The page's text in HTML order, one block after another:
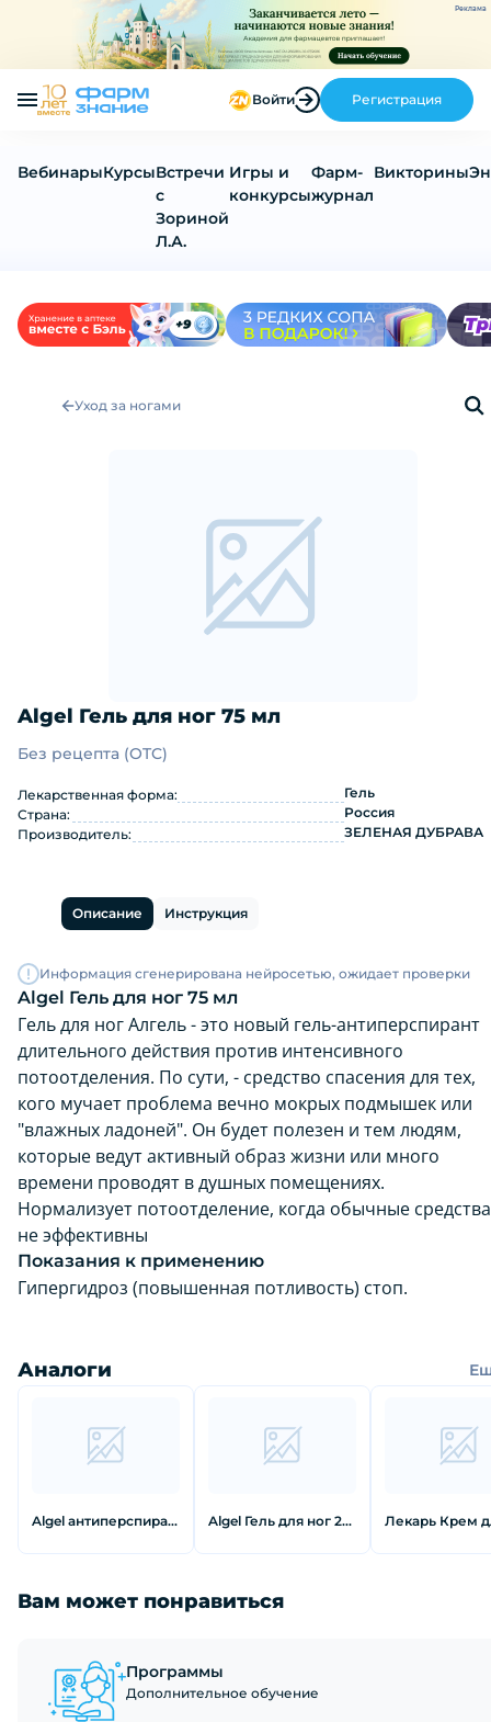
Реклама
Войти Регистрация
ВебинарыКурсыВстречи
с
Зориной
Л.А.
Игры и
конкурсы
Фарм-
журнал
Викторины
Уход за ногами
Algel Гель для ног 75 мл
Algel Гель для ног 75 мл:
Без рецепта (OTC)
Лекарственная форма:
Гель
Страна:
Россия
Производитель:
ЗЕЛЕНАЯ ДУБРАВА
Описание Инструкция
Информация сгенерирована нейросетью, ожидает проверки
Algel Гель для ног 75 мл
Гель для ног Алгель - это новый гель-антиперспирант
длительного действия против интенсивного
потоотделения. По сути, - средство спасения для тех,
кого мучает проблема вечно мокрых подмышек или
"влажных ладоней". Он будет полезен и тем людям,
которые ведут активный образ жизни или много
времени проводят в душных помещениях.
Нормализует потоотделение, когда обычные средства
не эффективны
Показания к применению
Гипергидроз (повышенная потливость) стоп.
Аналоги
Algel антиперспирантдля ног 20 мл Algel Гель для ног 20 мл
Вам может понравиться
Программы
Дополнительное обучение